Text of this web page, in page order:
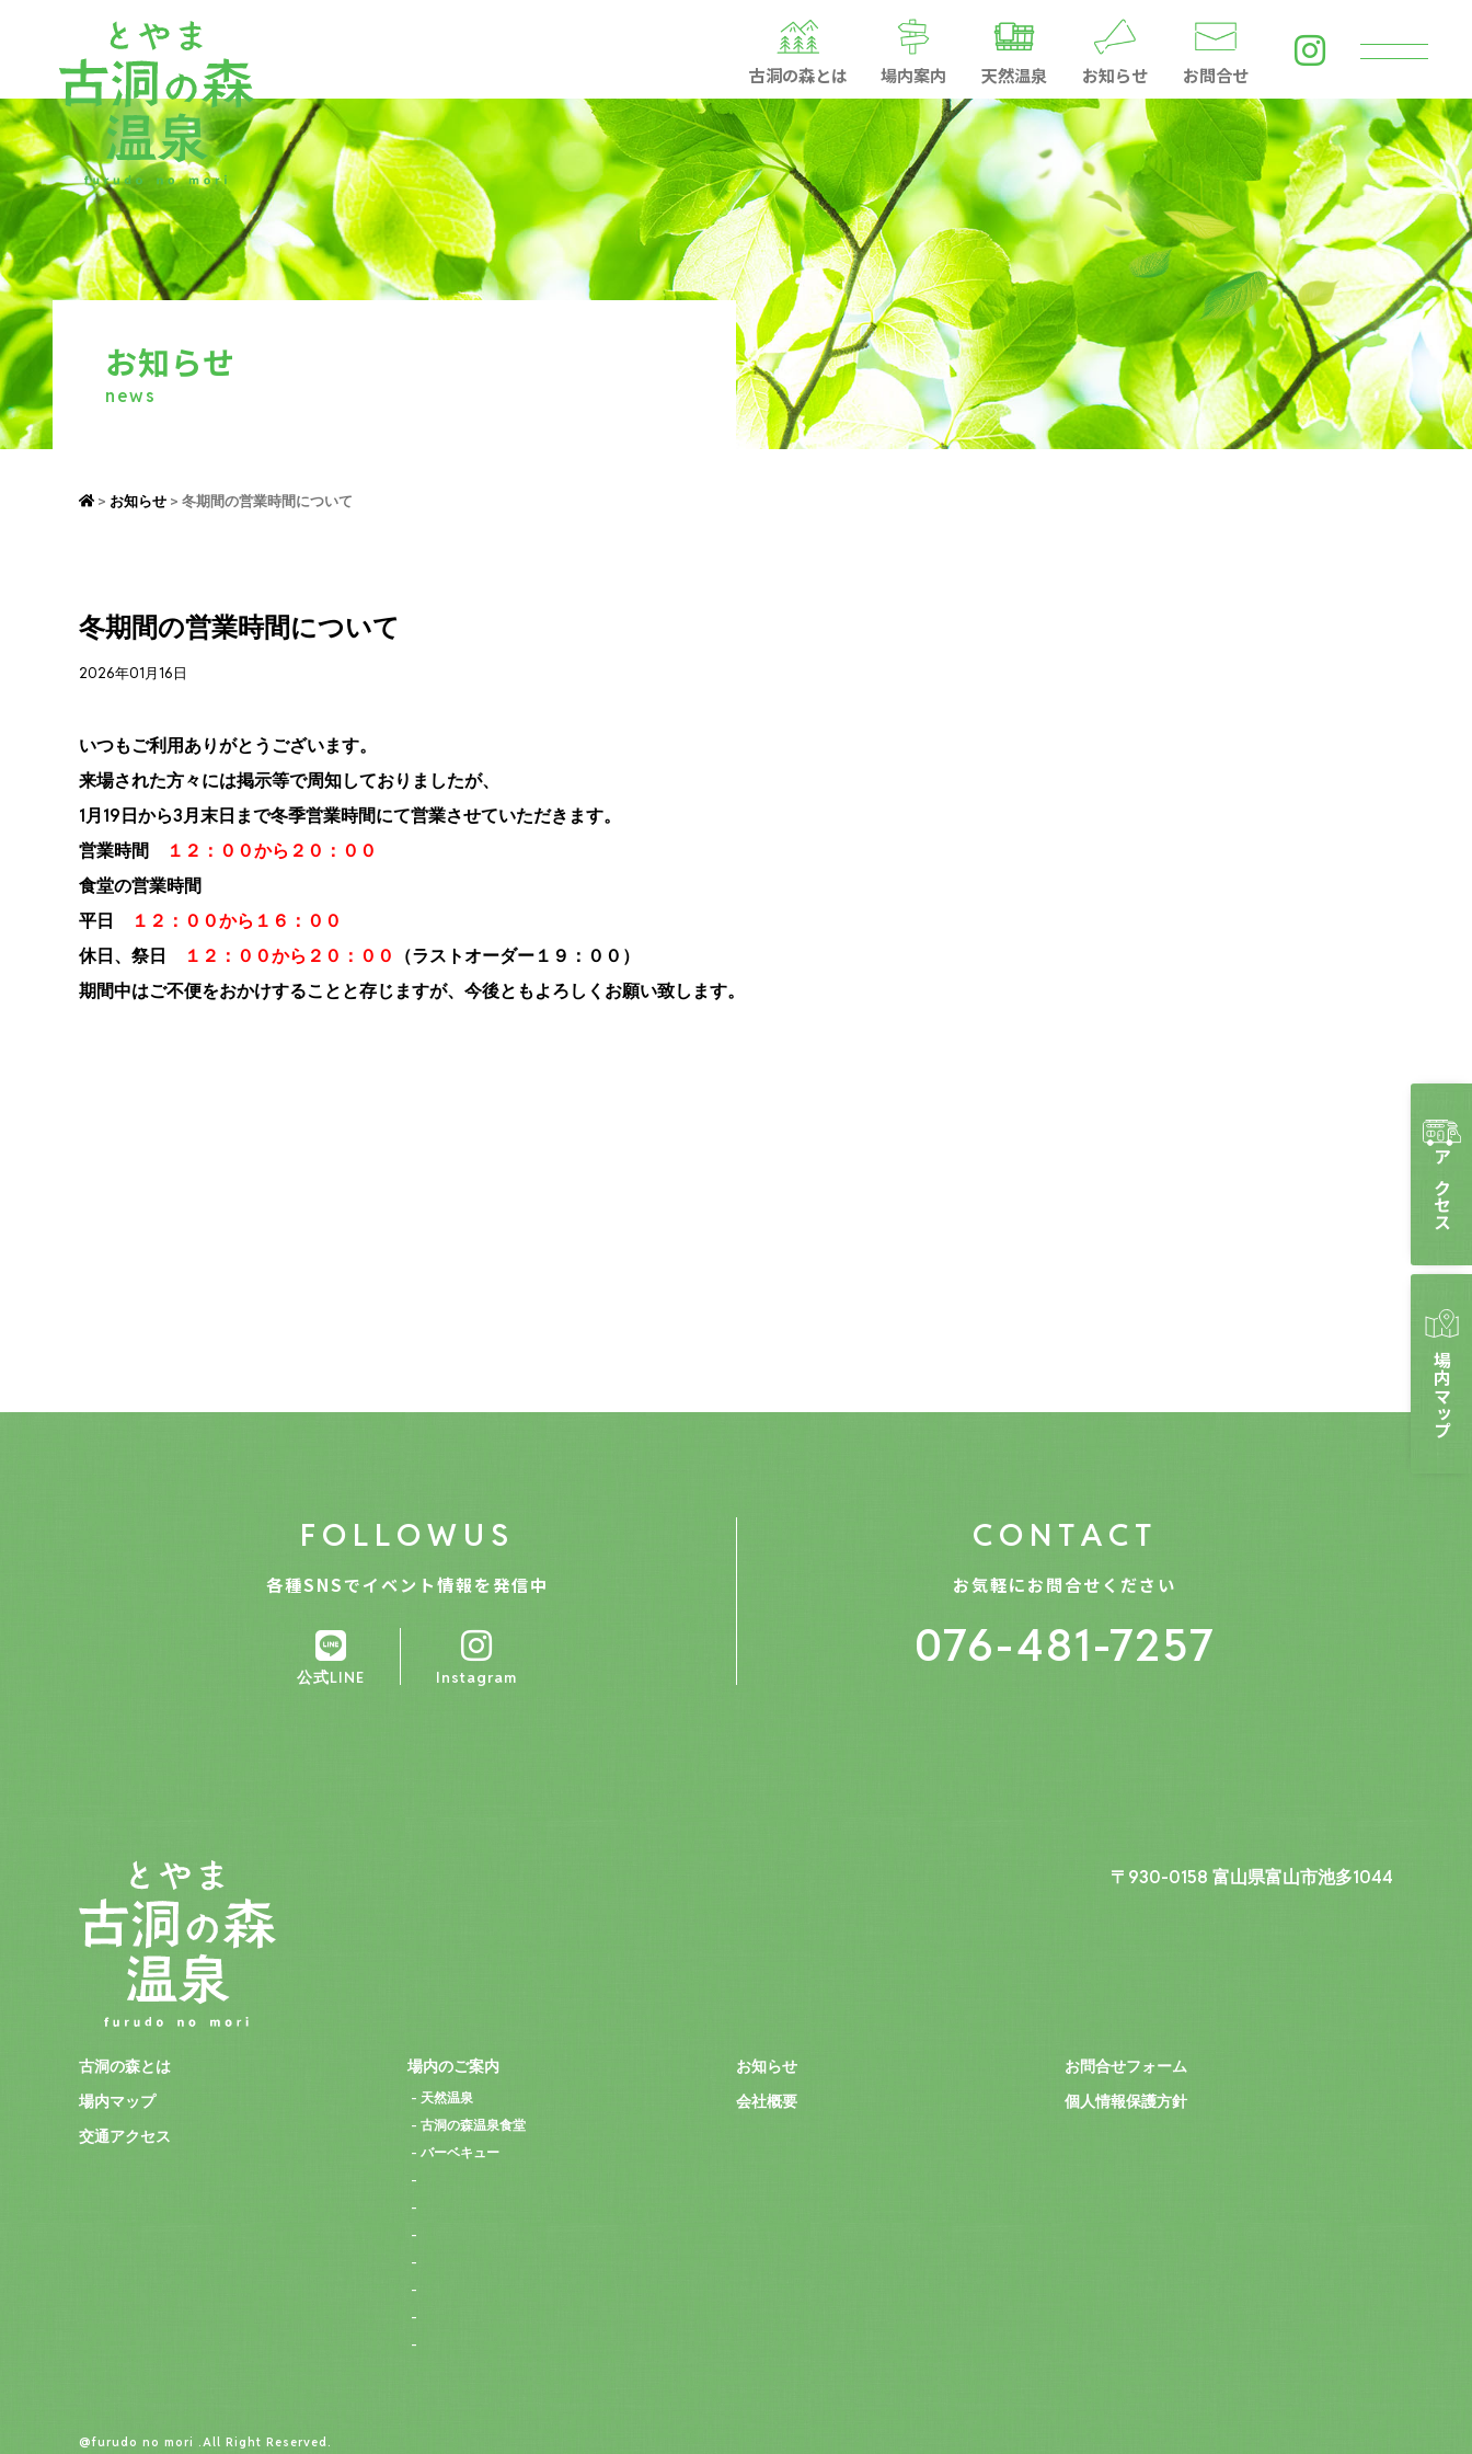
古洞の森とは 場内案内 天然温泉 お知らせ お問合せ
Contents
場内のご案内
バーベキュー
Contact
とやま古洞の森
〒930-0158
お知らせ
news
お知らせ 冬期間の営業時間について
冬期間の営業時間について
2026年01月16日
いつもご利用ありがとうございます。
来場された方々には掲示等で周知しておりましたが、
1月19日から3月末日まで冬季営業時間にて営業させていただきます。
営業時間
１２：００から２０：００
食堂の営業時間
平日
１２：００から１６：００
休日、祭日
１２：００から２０：００
（ラストオーダー１９：００）
期間中はご不便をおかけすることと存じますが、今後ともよろしくお願い致します。
F O L LOW U S
各種SNSでイベント情報を発信中
公式LINE Instagram
CO N TACT
お気軽にお問合せください
076-481-7257
〒930-0158 富山県富山市池多1044
古洞の森とは
場内マップ
交通アクセス
場内のご案内
天然温泉
古洞の森温泉食堂
バーベキュー
お知らせ
会社概要
お問合せフォーム
個人情報保護方針
@furudo no mori .All Right Reserved.
アクセス
場内マップ